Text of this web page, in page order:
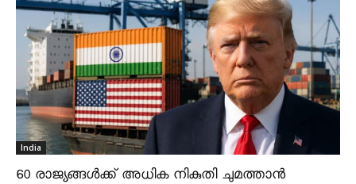
India
60 രാജ്യങ്ങൾക്ക് അധിക നികുതി ചുമത്താൻ